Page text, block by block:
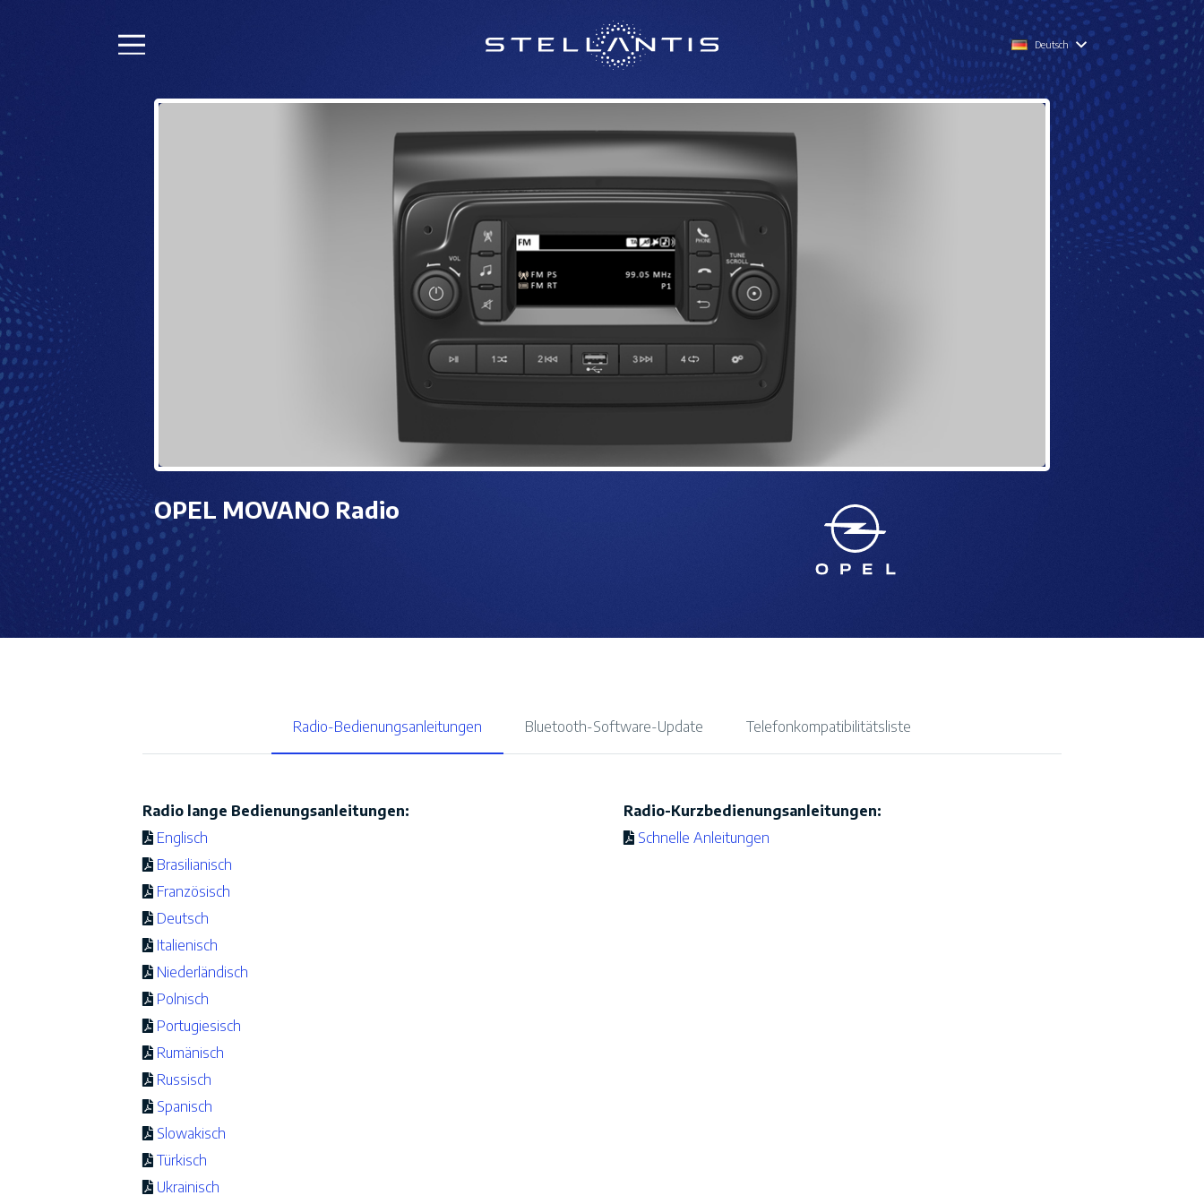
Deutsch
OPEL MOVANO Radio
Radio-Bedienungsanleitungen Bluetooth-Software-Update Telefonkompatibilitätsliste
Radio lange Bedienungsanleitungen:
Englisch
Brasilianisch
Französisch
Deutsch
Italienisch
Niederländisch
Polnisch
Portugiesisch
Rumänisch
Russisch
Spanisch
Slowakisch
Türkisch
Ukrainisch
Radio-Kurzbedienungsanleitungen:
Schnelle Anleitungen